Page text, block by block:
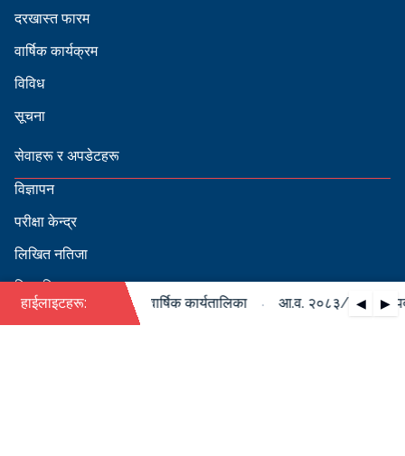
दरखास्त फारम
वार्षिक कार्यक्रम
विविध
सूचना
सेवाहरू र अपडेटहरू
विज्ञापन
परीक्षा केन्द्र
लिखित नतिजा
सिफारिस
हाईलाइटहरू: ◀ ▶
को पदपूर्ति सम्बन्धी वार्षिक कार्यतालिका आ.व. २०८३/०८४ को